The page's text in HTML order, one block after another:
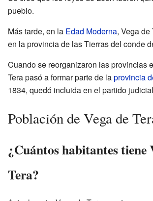
pueblo.
Más tarde, en la Edad Moderna, Vega de
en la provincia de las Tierras del conde
Cuando se reorganizaron las provincias
Tera pasó a formar parte de laprovincia
1834, quedó incluida en el partido
Población de Vega de
¿Cuántos habitantes tiene
Tera?